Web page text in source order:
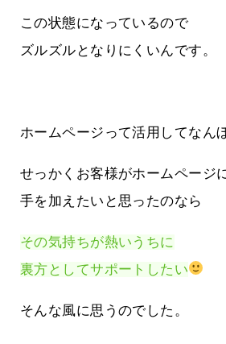
この状態になっているので
ズルズルとなりにくいんです。
ホームページって活用してなん
せっかくお客様がホームページ
手を加えたいと思ったのなら
その気持ちが熱いうちに
裏方としてサポートしたい
そんな風に思うのでした。